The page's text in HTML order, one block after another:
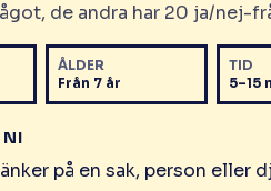
de andra har 20 ja/nej-
ÅLDER
Från 7 år
TID
5–15
NI
på en sak, person eller